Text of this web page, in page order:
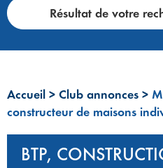
Résultat de votre
Accueil > Club annonces >
constructeur de maisons
BTP,